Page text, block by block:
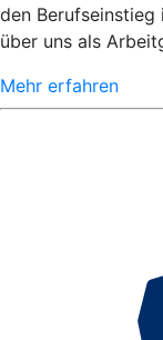
den Berufseinstieg
über uns als
Mehr erfahren